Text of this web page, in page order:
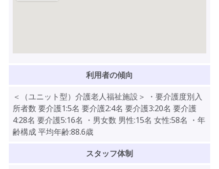
利用者の傾向
＜（ユニット型）介護老人福祉施設＞ ・要介護度別入
所者数 要介護1:5名 要介護2:4名 要介護3:20名 要介護
4:28名 要介護5:16名 ・男女数 男性:15名 女性:58名 ・年
齢構成 平均年齢:88.6歳
スタッフ体制